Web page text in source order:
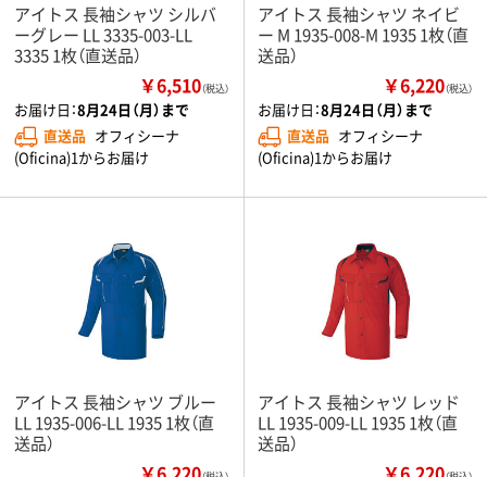
アイトス 長袖シャツ シルバ
ーグレー LL 3335-003-LL
3335 1枚（直送品）
￥6,510（税込）
お届け日：8月24日（月）まで
直送品 オフィシーナ
(Oficina)1からお届け
アイトス 長袖シャツ ネイビ
ー M 1935-008-M 1935 1枚（直
送品）
￥6,220（税込）
お届け日：8月24日（月）まで
直送品 オフィシーナ
(Oficina)1からお届け
アイトス 長袖シャツ ブルー
LL 1935-006-LL 1935 1枚（直
送品）
アイトス 長袖シャツ レッド
LL 1935-009-LL 1935 1枚（直
送品）